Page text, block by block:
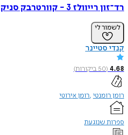
רד־זון רייוולז 3 - קוורטרבק סניק
לשמור לי
קנדי סטיינר
4.68
(
50ביקורות)
רומן רומנטי רומן אירוטי
ספרות שנוגעת